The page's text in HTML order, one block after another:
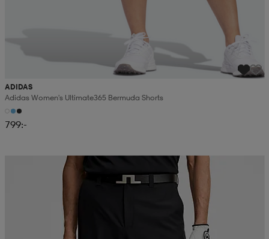
ADIDAS
Adidas Women's Ultimate365 Bermuda Shorts
799:-